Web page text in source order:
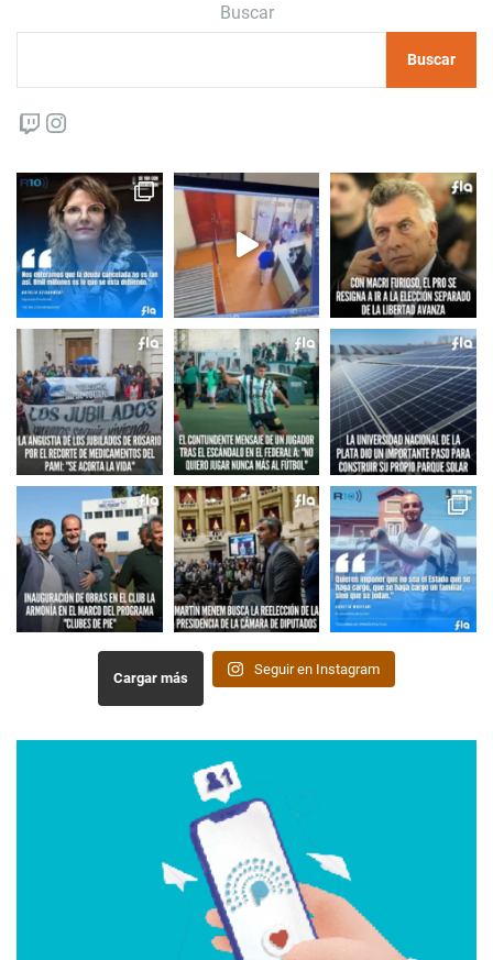
Buscar
Buscar
Twitch
Cargar más
Seguir en Instagram